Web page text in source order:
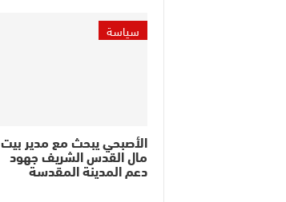
سياسة
الأصبحي يبحث مع مدير بيت
مال القدس الشريف جهود
دعم المدينة المقدسة